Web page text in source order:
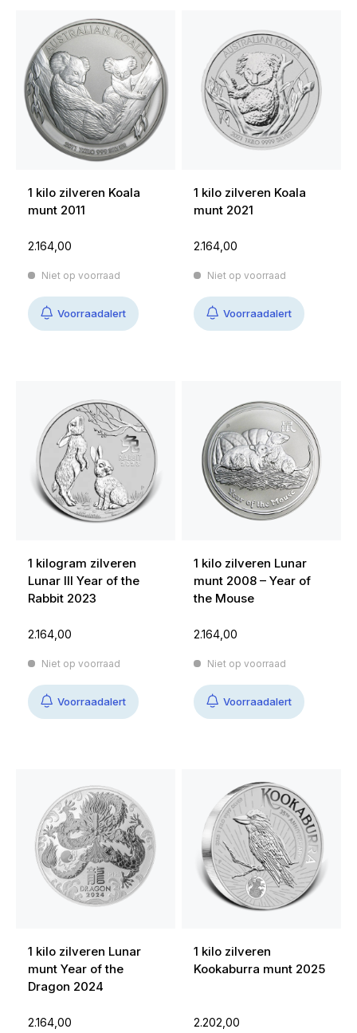
1 kilo zilveren Koala
munt 2011
2.164,00
Niet op voorraad
Voorraadalert
1 kilo zilveren Koala
munt 2021
2.164,00
Niet op voorraad
Voorraadalert
1 kilogram zilveren
Lunar III Year of the
Rabbit 2023
2.164,00
Niet op voorraad
Voorraadalert
1 kilo zilveren Lunar
munt 2008 – Year of
the Mouse
2.164,00
Niet op voorraad
Voorraadalert
1 kilo zilveren Lunar
munt Year of the
Dragon 2024
2.164,00
1 kilo zilveren
Kookaburra munt 2025
2.202,00